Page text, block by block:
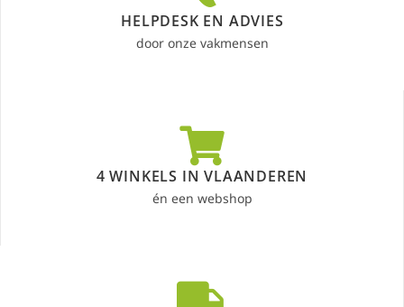
HELPDESK EN ADVIES
door onze vakmensen
4 WINKELS IN VLAANDEREN
én een webshop